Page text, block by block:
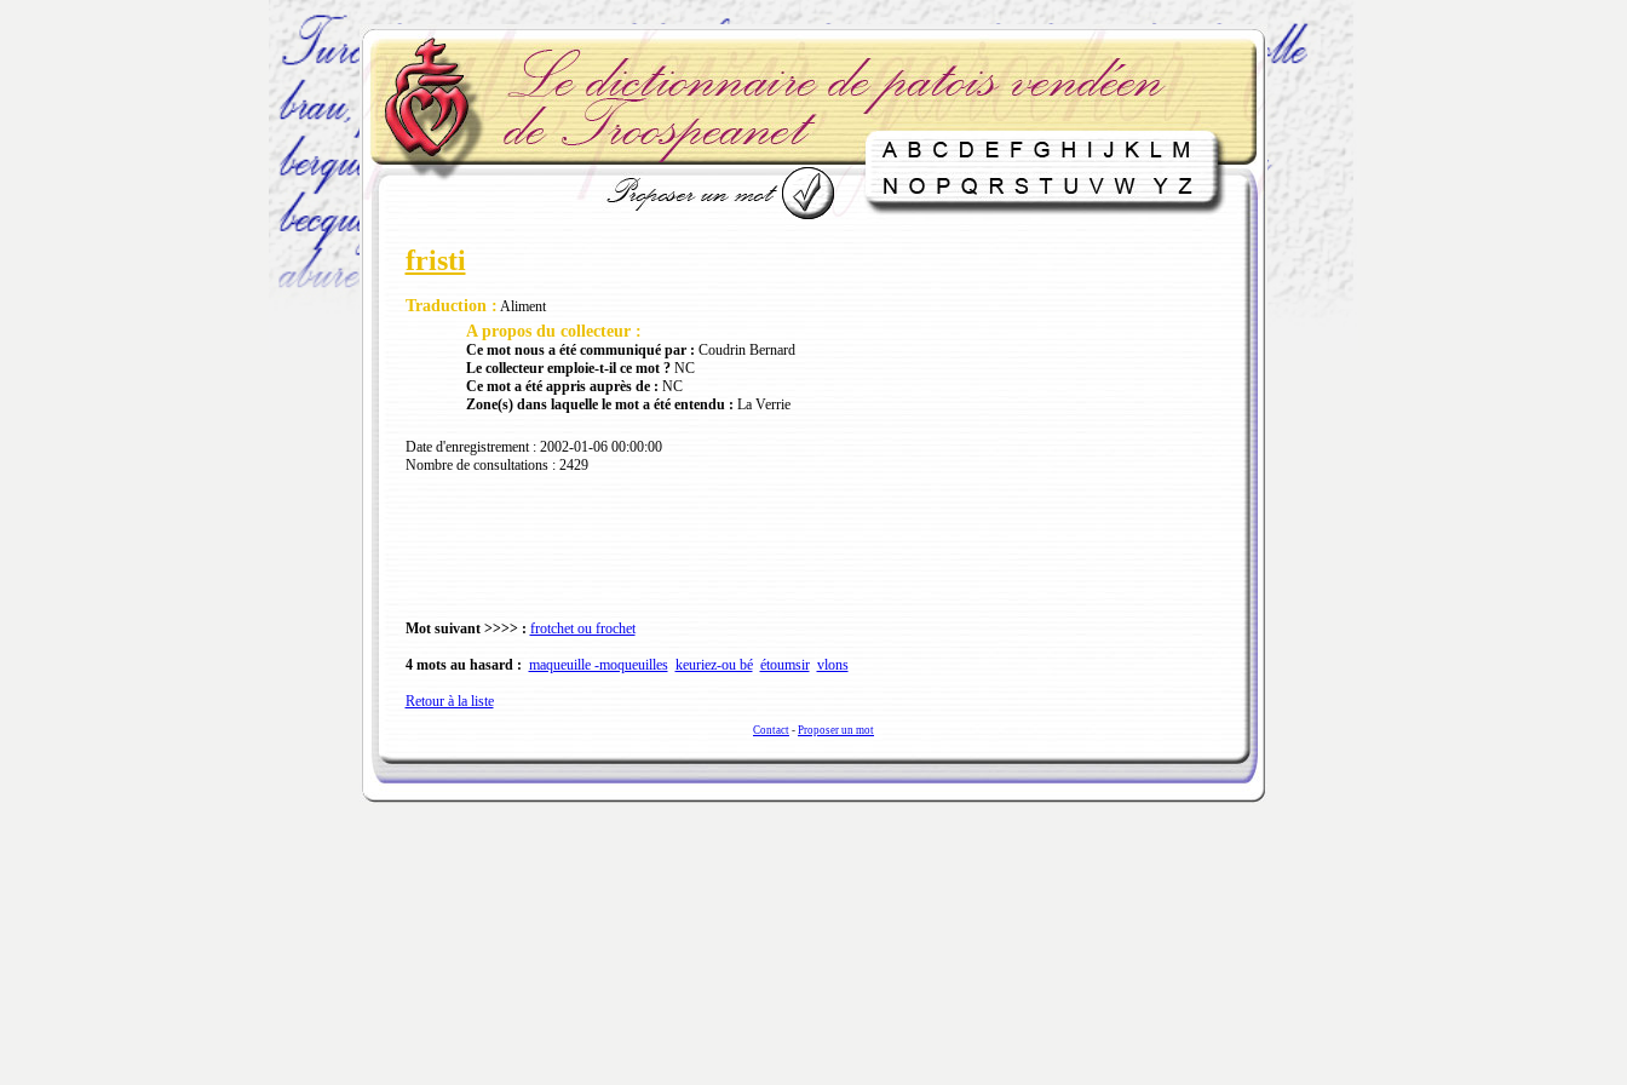
fristi
Traduction : Aliment
A propos du collecteur :
Ce mot nous a été communiqué par : Coudrin Bernard
Le collecteur emploie-t-il ce mot ?NC
Ce mot a été appris auprès de : NC
Zone(s) dans laquelle le mot a été entendu : La Verrie
Date d'enregistrement : 2002-01-06 00:00:00
Nombre de consultations : 2429
Mot suivant >>>> : frotchet ou frochet
4 mots au hasard : maqueuille -moqueuilles keuriez-ou bé étoumsir vlons
Retour à la liste
Contact - Proposer un mot